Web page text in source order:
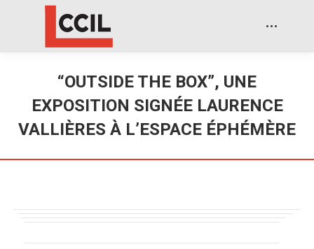
“OUTSIDE THE BOX”, UNE
EXPOSITION SIGNÉE LAURENCE
VALLIÈRES À L’ESPACE ÉPHÉMÈRE